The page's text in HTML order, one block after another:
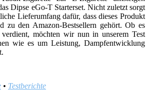
Dipse eGo-T Starterset. Nicht zuletzt sorgt
Lieferumfang dafür, dass dieses Produkt
zu den Amazon-Bestsellern gehört. Ob es
möchten wir nun in unserem Test
wie es um Leistung, Dampfentwicklung
• Testberichte